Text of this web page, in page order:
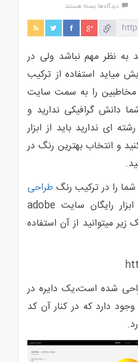
دیدگاه‌ها برای
از
ابزار
adobe
برای
انتخاب
بهترین
در
طراحی
سایت
بسته هستند
به نظر مهم نباشد ولی در
میاید استفاده از ترکیب
را به سمت سایت
دانش گرافیکی ندارید و
ای ندارید باید از ابزار
و انتخاب بهترین رنگ در
شما را در ترکیب رنگ طراحی
کمک میکند ابزار رایگان سایت adobe
میتوانید از آن استفاده
شده است،یک دایره در
دارد که در کنار آن کد